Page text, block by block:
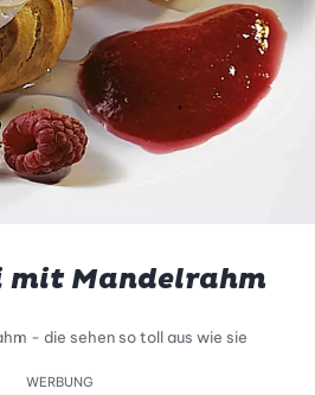
mit Mandelrahm
- die sehen so toll aus wie sie
WERBUNG